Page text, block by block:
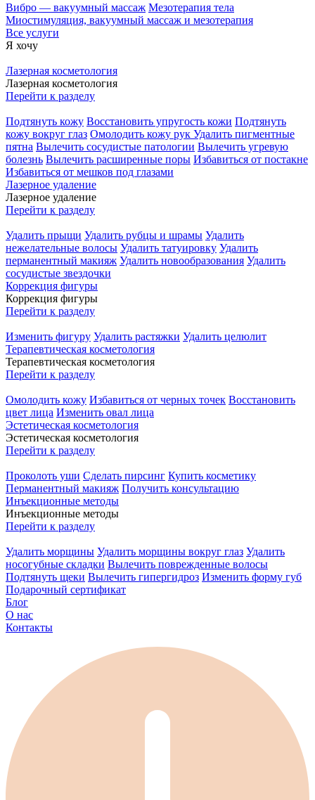
Вибро — вакуумный массаж Мезотерапия тела
Миостимуляция, вакуумный массаж и мезотерапия
Все услуги
Я хочу
Лазерная косметология
Лазерная косметология
Перейти к разделу
Подтянуть кожу Восстановить упругость кожи Подтянуть
кожу вокруг глаз Омолодить кожу рук Удалить пигментные
пятна Вылечить сосудистые патологии Вылечить угревую
болезнь Вылечить расширенные поры Избавиться от постакне
Избавиться от мешков под глазами
Лазерное удаление
Лазерное удаление
Перейти к разделу
Удалить прыщи Удалить рубцы и шрамы Удалить
нежелательные волосы Удалить татуировку Удалить
перманентный макияж Удалить новообразования Удалить
сосудистые звездочки
Коррекция фигуры
Коррекция фигуры
Перейти к разделу
Изменить фигуру Удалить растяжки Удалить целюлит
Терапевтическая косметология
Терапевтическая косметология
Перейти к разделу
Омолодить кожу Избавиться от черных точек Восстановить
цвет лица Изменить овал лица
Эстетическая косметология
Эстетическая косметология
Перейти к разделу
Проколоть уши Сделать пирсинг Купить косметику
Перманентный макияж Получить консультацию
Инъекционные методы
Инъекционные методы
Перейти к разделу
Удалить морщины Удалить морщины вокруг глаз Удалить
носогубные складки Вылечить поврежденные волосы
Подтянуть щеки Вылечить гипергидроз Изменить форму губ
Подарочный сертификат
Блог
О нас
Контакты